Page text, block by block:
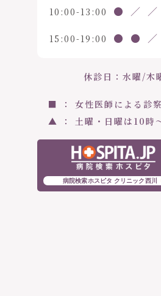
10:00-13:00 ● ／ ／
15:00-19:00 ● ● ／
休診日：水曜/木
■ ： 女性医師による診察
▲ ： 土曜・日曜は10時
病院検索ホスピタ クリニック西川